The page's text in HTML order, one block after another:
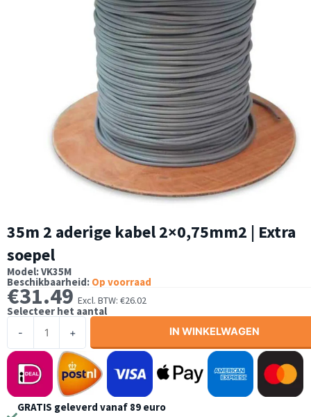
35m 2 aderige kabel 2×0,75mm2 | Extra
soepel
Model: VK35M
Beschikbaarheid: Op voorraad
€31.49 Excl. BTW: €26.02
Selecteer het aantal
-
aderige
kabel
2x0,75mm2
+ IN WINKELWAGEN
GRATIS geleverd vanaf 89 euro